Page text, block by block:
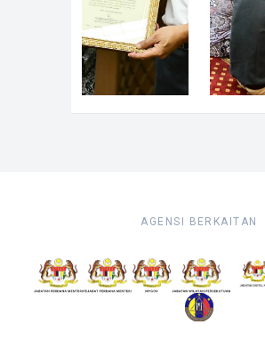
AGENSI BERKAITAN